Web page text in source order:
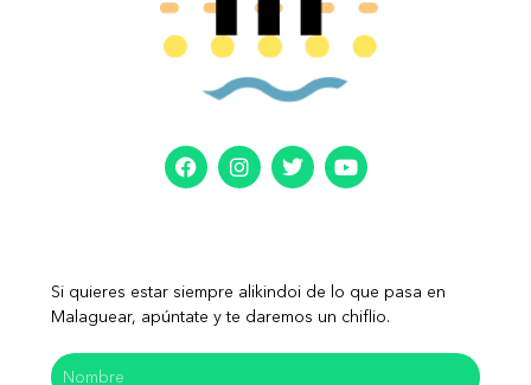
Si quieres estar siempre alikindoi de lo que pasa en
Malaguear, apúntate y te daremos un chiflio.